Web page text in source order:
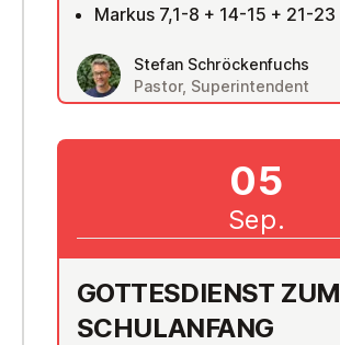
Markus 7,1-8 + 14-15 + 21-23
Stefan Schröckenfuchs
Pastor, Superintendent
GOT­TES­DIENST ZUM
SCHUL­AN­FANG
05
Sep.